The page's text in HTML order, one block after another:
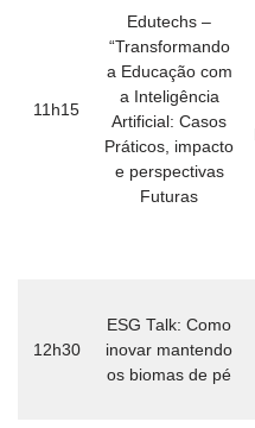
11h15
Edutechs –
“Transformando
a Educação com
a Inteligência
Artificial: Casos
Práticos, impacto
e perspectivas
Futuras
12h30
ESG Talk: Como
inovar mantendo
os biomas de pé